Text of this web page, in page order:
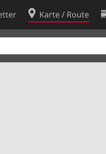
Karte / Route